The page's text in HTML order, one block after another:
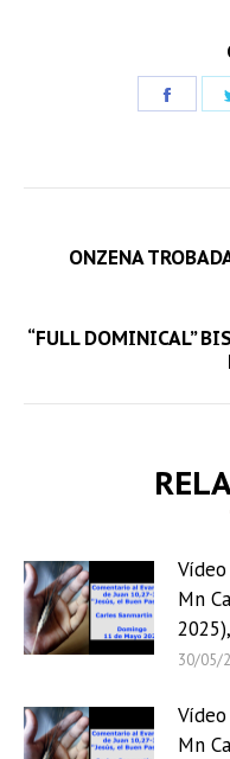
ONZENA
“FULL DOMINICAL”
Mn
30/05/
Mn